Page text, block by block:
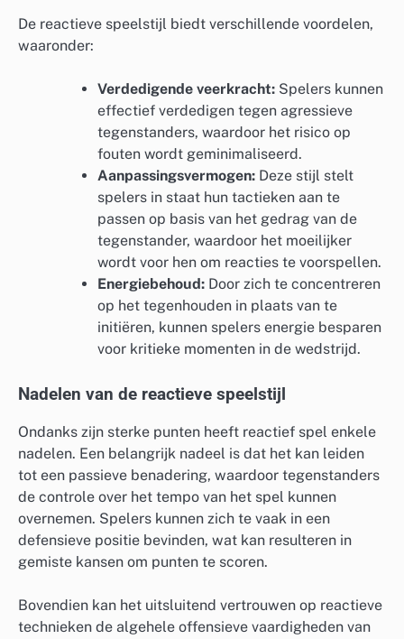
De reactieve speelstijl biedt verschillende voordelen,
waaronder:
Verdedigende veerkracht: Spelers kunnen
effectief verdedigen tegen agressieve
tegenstanders, waardoor het risico op
fouten wordt geminimaliseerd.
Aanpassingsvermogen: Deze stijl stelt
spelers in staat hun tactieken aan te
passen op basis van het gedrag van de
tegenstander, waardoor het moeilijker
wordt voor hen om reacties te voorspellen.
Energiebehoud: Door zich te concentreren
op het tegenhouden in plaats van te
initiëren, kunnen spelers energie besparen
voor kritieke momenten in de wedstrijd.
Nadelen van de reactieve speelstijl
Ondanks zijn sterke punten heeft reactief spel enkele
nadelen. Een belangrijk nadeel is dat het kan leiden
tot een passieve benadering, waardoor tegenstanders
de controle over het tempo van het spel kunnen
overnemen. Spelers kunnen zich te vaak in een
defensieve positie bevinden, wat kan resulteren in
gemiste kansen om punten te scoren.
Bovendien kan het uitsluitend vertrouwen op reactieve
technieken de algehele offensieve vaardigheden van